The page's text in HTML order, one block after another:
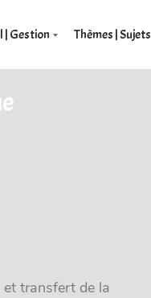
| Gestion Thèmes | Sujets
transfert de la